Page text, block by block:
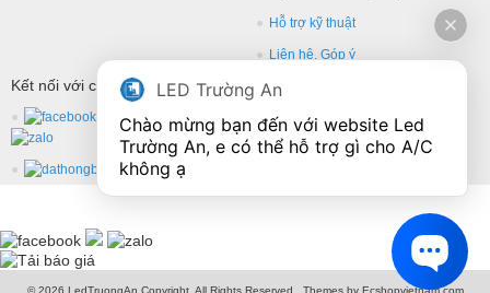
Hỗ trợ kỹ thuật
Liên hệ, Góp ý
Kết nối với chúng tôi
© 2026 LedTruongAn Copyright, All Rights Reserved.. Themes by Ecshopvietnam.com
LED Trường An
Chào mừng bạn đến với website Led
Trường An, e có thể hỗ trợ gì cho A/C
không ạ